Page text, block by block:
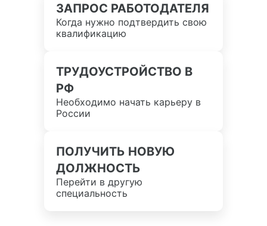
ЗАПРОС РАБОТОДАТЕЛЯ
Когда нужно подтвердить свою
квалификацию
ТРУДОУСТРОЙСТВО В
РФ
Необходимо начать карьеру в
России
ПОЛУЧИТЬ НОВУЮ
ДОЛЖНОСТЬ
Перейти в другую
специальность